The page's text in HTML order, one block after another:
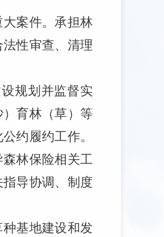
案件。承担林
性审查、清理
规划并监督实
育林（草）等
约履约工作。
林保险相关工
导协调、制度
基地建设和发